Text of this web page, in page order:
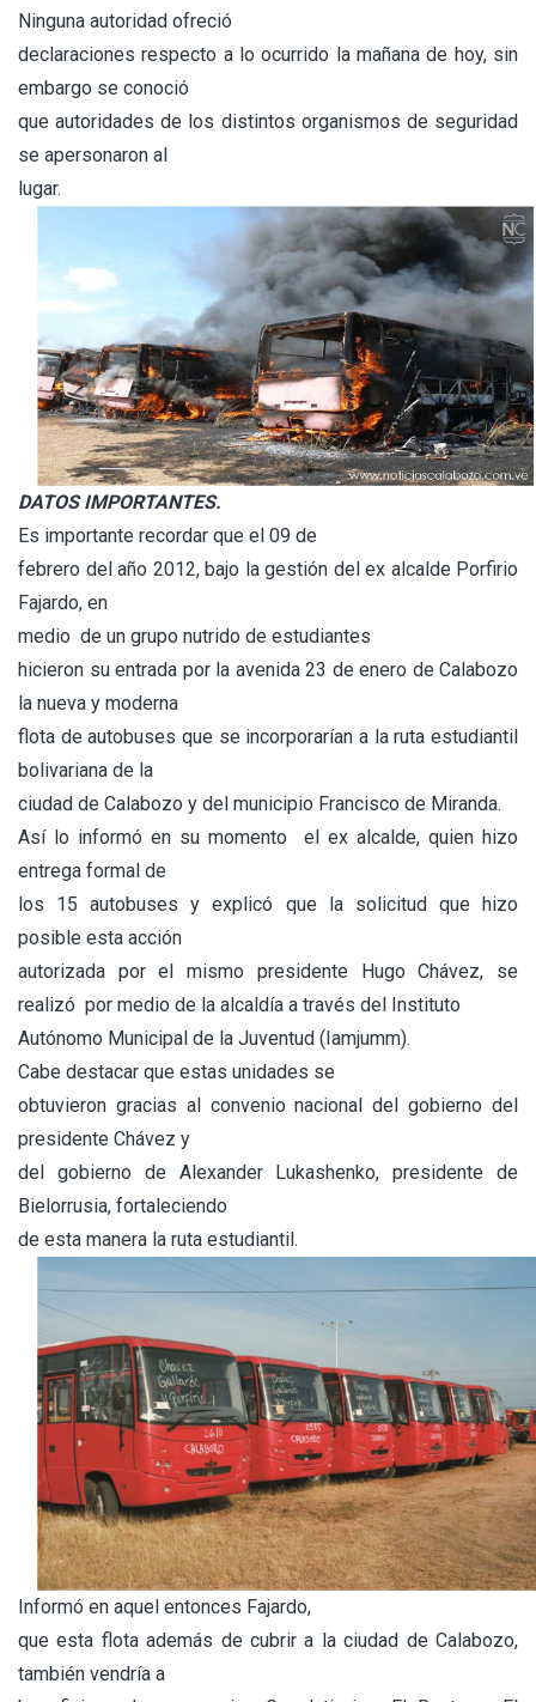
Ninguna autoridad ofreció
declaraciones respecto a lo ocurrido la mañana de hoy, sin
embargo se conoció
que autoridades de los distintos organismos de seguridad
se apersonaron al
lugar.
DATOS IMPORTANTES.
Es importante recordar que el 09 de
febrero del año 2012, bajo la gestión del ex alcalde Porfirio
Fajardo, en
medio de un grupo nutrido de estudiantes
hicieron su entrada por la avenida 23 de enero de Calabozo
la nueva y moderna
flota de autobuses que se incorporarían a la ruta estudiantil
bolivariana de la
ciudad de Calabozo y del municipio Francisco de Miranda.
Así lo informó en su momento el ex alcalde, quien hizo
entrega formal de
los 15 autobuses y explicó que la solicitud que hizo
posible esta acción
autorizada por el mismo presidente Hugo Chávez, se
realizó por medio de la alcaldía a través del Instituto
Autónomo Municipal de la Juventud (Iamjumm).
Cabe destacar que estas unidades se
obtuvieron gracias al convenio nacional del gobierno del
presidente Chávez y
del gobierno de Alexander Lukashenko, presidente de
Bielorrusia, fortaleciendo
de esta manera la ruta estudiantil.
Informó en aquel entonces Fajardo,
que esta flota además de cubrir a la ciudad de Calabozo,
también vendría a